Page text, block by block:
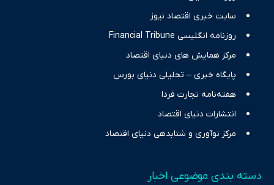
سایت خبری اقتصاد نیوز
روزنامه انگلیسی Financial Tribune
مرکز همایش های دنیای اقتصاد
پایگاه خبری – تحلیلی دنیای بورس
هفته‌نامه تجارت فردا
انتشارات دنیای اقتصاد
مرکز نوآوری و شتابدهی دنیای اقتصاد
دسته بندی موضوعی اخبار